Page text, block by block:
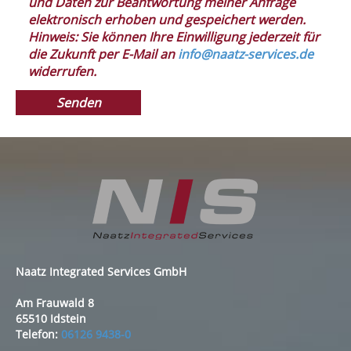
elektronisch erhoben und gespeichert werden.
Hinweis: Sie können Ihre Einwilligung jederzeit für
die Zukunft per E-Mail aninfo@naatz-services.de
widerrufen.
Naatz Integrated Services GmbH
Am Frauwald 8
65510 Idstein
Telefon: 06126 9438-0